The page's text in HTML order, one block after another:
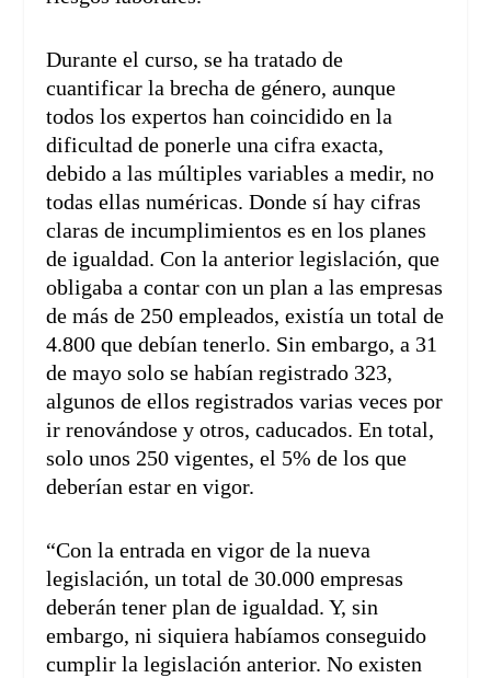
Durante el curso, se ha tratado de
cuantificar la brecha de género, aunque
todos los expertos han coincidido en la
dificultad de ponerle una cifra exacta,
debido a las múltiples variables a medir, no
todas ellas numéricas. Donde sí hay cifras
claras de incumplimientos es en los planes
de igualdad. Con la anterior legislación, que
obligaba a contar con un plan a las empresas
de más de 250 empleados, existía un total de
4.800 que debían tenerlo. Sin embargo, a 31
de mayo solo se habían registrado 323,
algunos de ellos registrados varias veces por
ir renovándose y otros, caducados. En total,
solo unos 250 vigentes, el 5% de los que
deberían estar en vigor.
“Con la entrada en vigor de la nueva
legislación, un total de 30.000 empresas
deberán tener plan de igualdad. Y, sin
embargo, ni siquiera habíamos conseguido
cumplir la legislación anterior. No existen